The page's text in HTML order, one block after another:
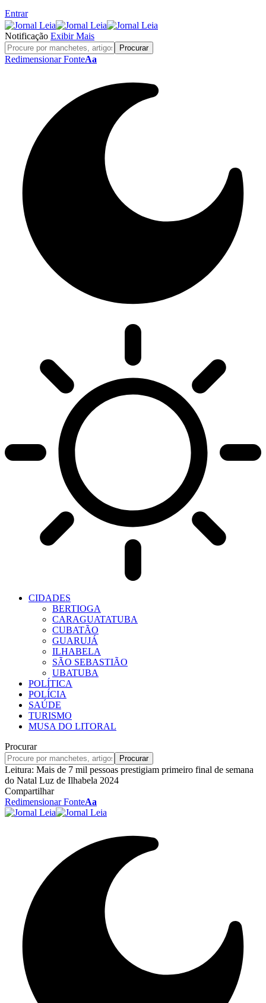
Entrar
Notificação Exibir Mais
Redimensionar FonteAa
CIDADES
BERTIOGA
CARAGUATATUBA
CUBATÃO
GUARUJÁ
ILHABELA
SÃO SEBASTIÃO
UBATUBA
POLÍTICA
POLÍCIA
SAÚDE
TURISMO
MUSA DO LITORAL
Procurar
Leitura: Mais de 7 mil pessoas prestigiam primeiro final de semana
do Natal Luz de Ilhabela 2024
Compartilhar
Redimensionar FonteAa